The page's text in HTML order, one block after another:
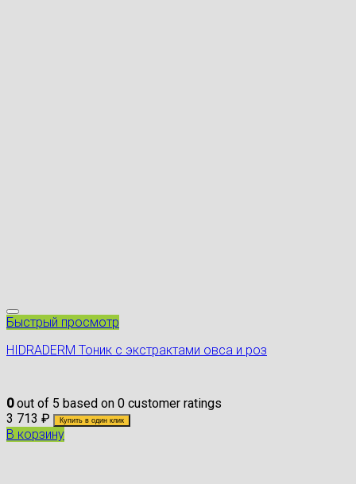
Быстрый просмотр
HIDRADERM Тоник с экстрактами овса и роз
0out of 5 based on 0 customer ratings
3 713 ₽ Купить в один клик
В корзину